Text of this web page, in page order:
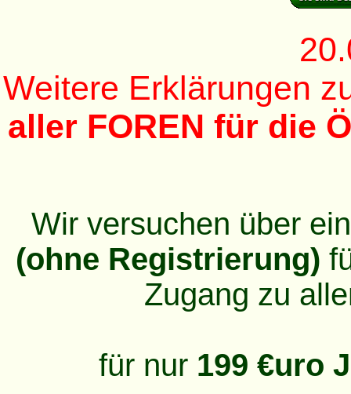
Weitere Erklärungen
aller FOREN für die
Wir versuchen über
(ohne Registrierung)
Zugang zu
für nur 199 €uro